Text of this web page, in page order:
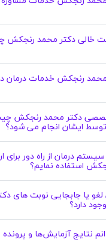
خالی دکتر محمد رنجکش
محمد رنجکش خدمات درمان در
دکتر محمد رنجکش
ایشان انجام می شود؟
درمان از راه دور برای
استفاده نمایم؟
آیا
دارد؟
نتایج آزمایش‌ها و پرونده